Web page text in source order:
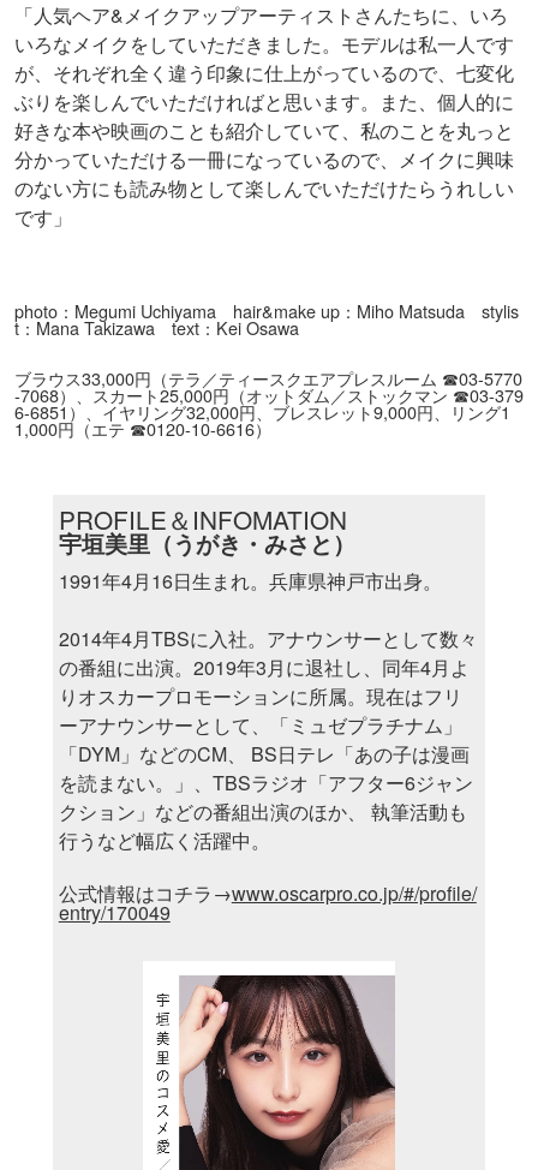
「人気ヘア&メイクアップアーティストさんたちに、いろ
いろなメイクをしていただきました。モデルは私一人です
が、それぞれ全く違う印象に仕上がっているので、七変化
ぶりを楽しんでいただければと思います。また、個人的に
好きな本や映画のことも紹介していて、私のことを丸っと
分かっていただける一冊になっているので、メイクに興味
のない方にも読み物として楽しんでいただけたらうれしい
です」
photo：Megumi Uchiyama hair&make up：Miho Matsuda stylis
t：Mana Takizawa text：Kei Osawa
ブラウス33,000円（テラ／ティースクエアプレスルーム ☎03-5770
-7068）、スカート25,000円（オットダム／ストックマン ☎03-379
6-6851）、イヤリング32,000円、ブレスレット9,000円、リング1
1,000円（エテ ☎0120-10-6616）
PROFILE＆INFOMATION
宇垣美里（うがき・みさと）
1991年4月16日生まれ。兵庫県神戸市出身。
2014年4月TBSに入社。アナウンサーとして数々
の番組に出演。2019年3月に退社し、同年4月よ
りオスカープロモーションに所属。現在はフリ
ーアナウンサーとして、「ミュゼプラチナム」
「DYM」などのCM、 BS日テレ「あの子は漫画
を読まない。」、TBSラジオ「アフター6ジャン
クション」などの番組出演のほか、 執筆活動も
行うなど幅広く活躍中。
公式情報はコチラ→www.oscarpro.co.jp/#/profile/
entry/170049